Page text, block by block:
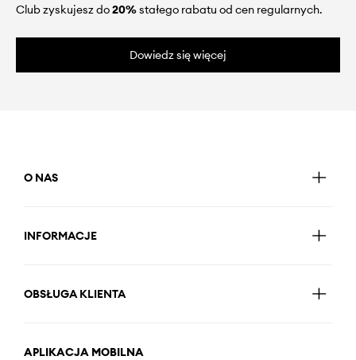
Club zyskujesz do20%stałego rabatu od cen regularnych.
Dowiedz się więcej
O NAS
INFORMACJE
OBSŁUGA KLIENTA
APLIKACJA MOBILNA